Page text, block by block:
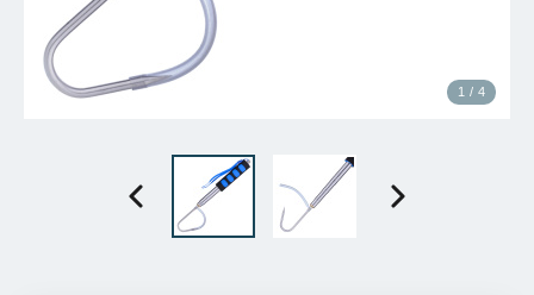
1 / 4